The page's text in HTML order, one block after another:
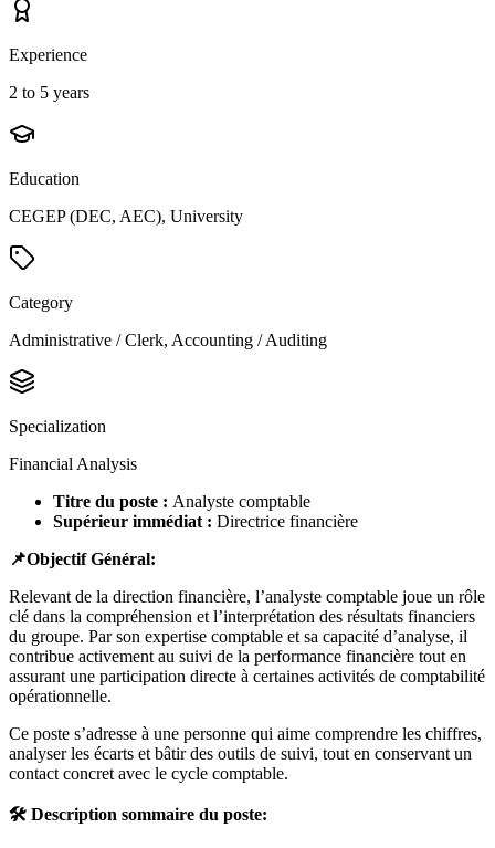
Experience
2 to 5 years
Education
CEGEP (DEC, AEC), University
Category
Administrative / Clerk, Accounting / Auditing
Specialization
Financial Analysis
Titre du poste : Analyste comptable
Supérieur immédiat : Directrice financière
📌Objectif Général:
Relevant de la direction financière, l’analyste comptable joue un rôle
clé dans la compréhension et l’interprétation des résultats financiers
du groupe. Par son expertise comptable et sa capacité d’analyse, il
contribue activement au suivi de la performance financière tout en
assurant une participation directe à certaines activités de comptabilité
opérationnelle.
Ce poste s’adresse à une personne qui aime comprendre les chiffres,
analyser les écarts et bâtir des outils de suivi, tout en conservant un
contact concret avec le cycle comptable.
🛠️ Description sommaire du poste: